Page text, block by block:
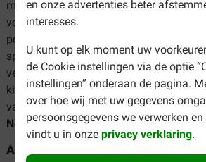
en onze advertenties beter
interesses.
U kunt op elk moment uw
de Cookie instellingen via de optie
instellingen” onderaan de pagina.
over hoe wij met uw gegevens
persoonsgegevens we verwerken
vindt u in onzeprivacy verklaring.
maanden. Dit voer bevat alle
voor opgroeiende kittens én voor de
poes. Het ondersteunt het
spijsvertering en een gezond hart. Hill's
verkrijgbaar in de smaken kip en tonijn.
kittens is erHill's Sterilised . Op zoek
variant? Ook daar heeft Hill's aan
No Grain!
Adult